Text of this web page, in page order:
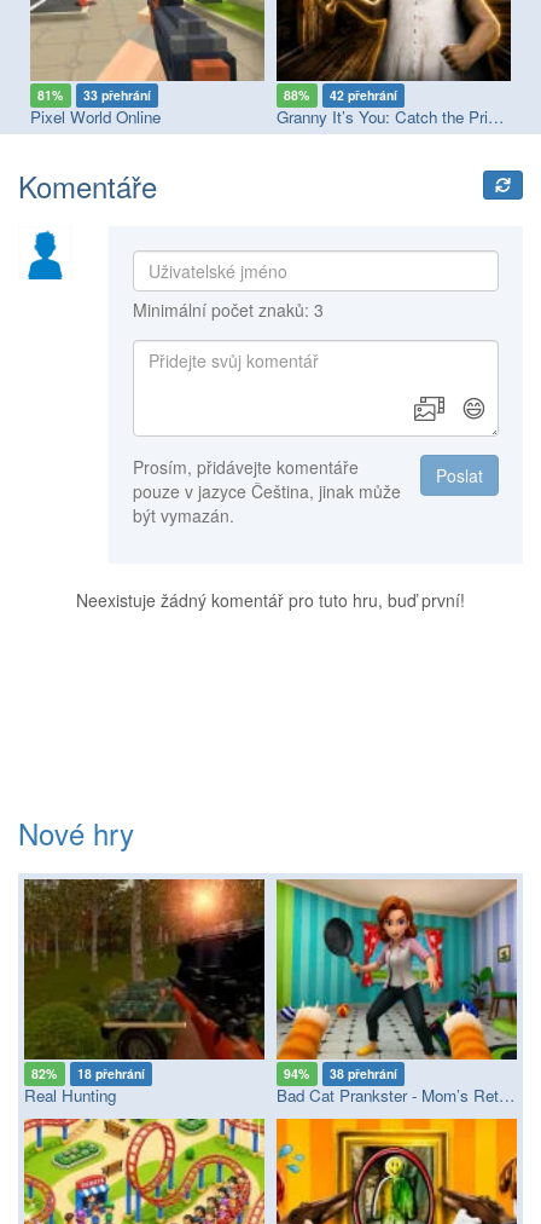
81% 33 přehrání
Pixel World Online
88% 42 přehrání
Granny It’s You: Catch the Prisoner
Komentáře
Minimální počet znaků: 3
😄
Poslat
Prosím, přidávejte komentáře
pouze v jazyce Čeština, jinak může
být vymazán.
Neexistuje žádný komentář pro tuto hru, buď první!
Nové hry
82% 18 přehrání
Real Hunting
94% 38 přehrání
Bad Cat Prankster - Mom’s Return